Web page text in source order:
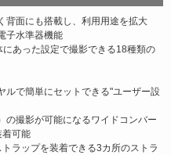
面にも搭載し、利用用途を拡大
子水準器機能
あった設定で撮影できる18種類の
で簡単にセットできる"ユーザー設
撮影が可能になるワイドコンバー
着可能
ラップを装着できる3カ所のストラ